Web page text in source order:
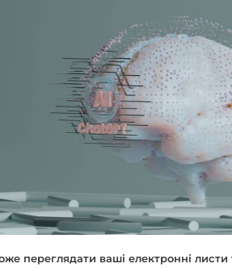
переглядати ваші електронні